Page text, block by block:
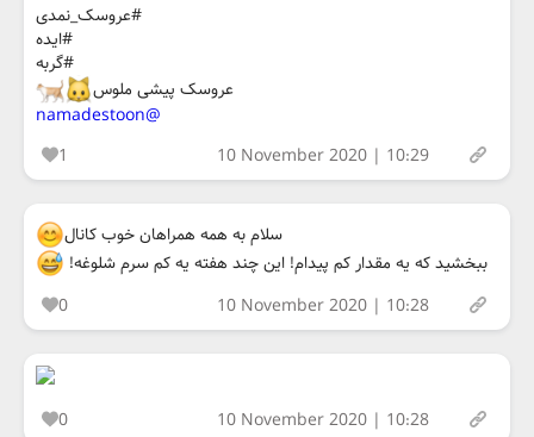
#عروسک_نمدی
#ایده
#گربه
عروسک پیشی ملوس
@namadestoon
1
10 November 2020 | 10:29
سلام به همه همراهان خوب کانال
ببخشید که یه مقدار کم پیدام! این چند هفته یه کم سرم شلوغه!
0
10 November 2020 | 10:28
0 10 November 2020 | 10:28